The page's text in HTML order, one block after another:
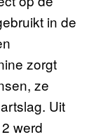
in de
zorgt
ze
Uit
werd